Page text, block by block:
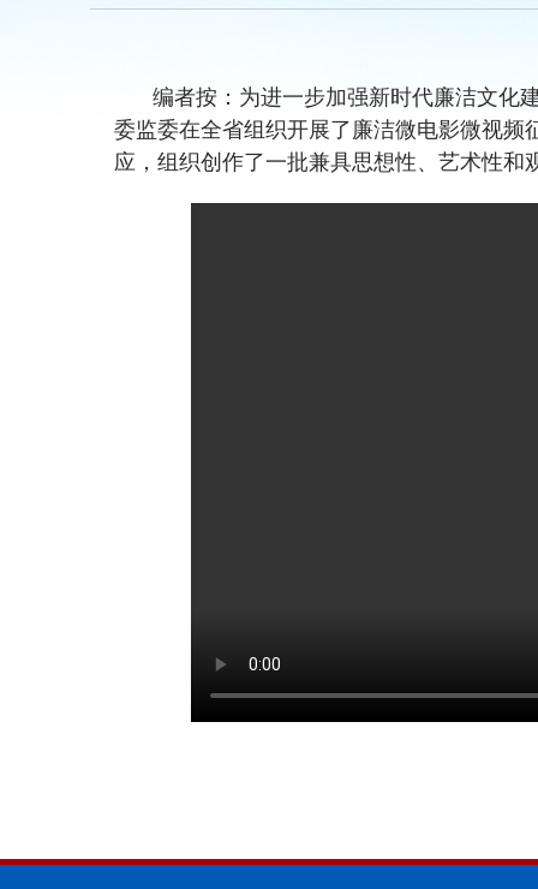
编者按：为进一步加强新时代廉洁文化
委监委在全省组织开展了廉洁微电影微视
应，组织创作了一批兼具思想性、艺术性